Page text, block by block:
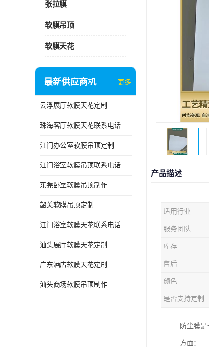
张拉膜
软膜吊顶
软膜天花
最新供应商机 更多
云浮展厅软膜天花定制
珠海客厅软膜天花联系电话
江门办公室软膜吊顶定制
江门浴室软膜吊顶联系电话
东莞卧室软膜吊顶制作
韶关软膜吊顶定制
江门浴室软膜天花联系电话
汕头展厅软膜天花定制
广东酒店软膜天花定制
汕头商场软膜吊顶制作
产品描述
适用行业
服务团队
库存
售后
颜色
是否支持定制
防尘膜
方面：